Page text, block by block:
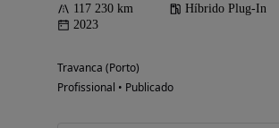
117 230 km Híbrido Plug-In
2023
Travanca (Porto)
Profissional • Publicado